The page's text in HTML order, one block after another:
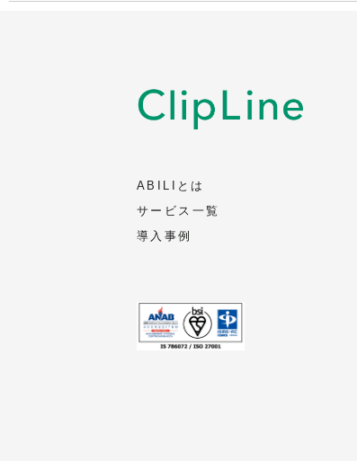
ABILIとは
サービス一覧
導入事例